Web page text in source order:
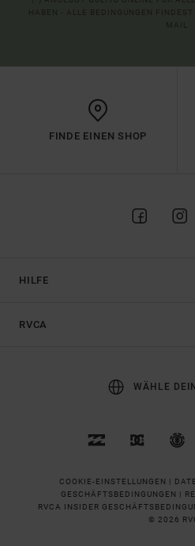
FINDE EINEN SHOP
HILFE
RVCA
WÄHLE
COOKIE-EINSTELLUNGEN |
GESCHÄFTSBEDINGUNGEN |
RVCA INSIDER
© 2026